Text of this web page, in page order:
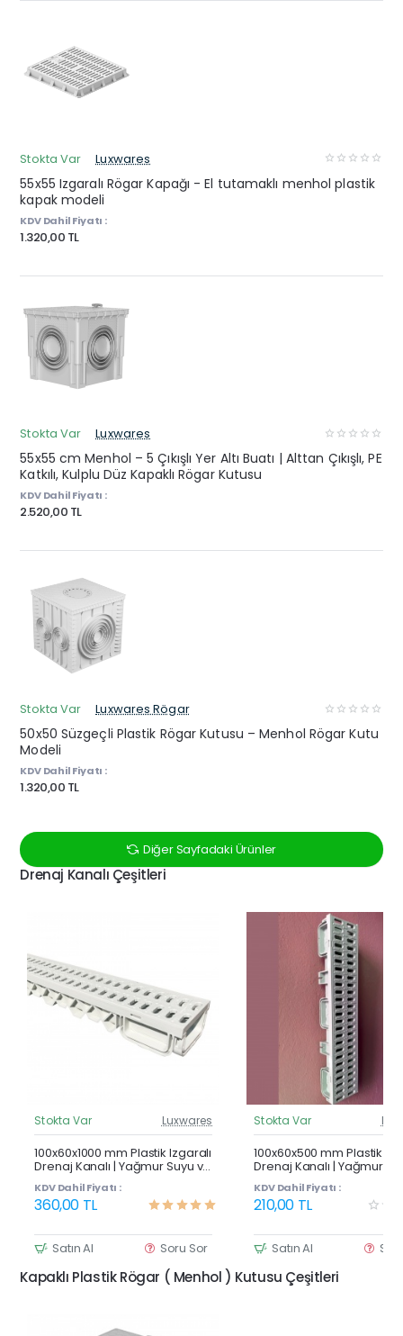
Stokta Var Luxwares
55x55 Izgaralı Rögar Kapağı - El tutamaklı menhol plastik
kapak modeli
KDV Dahil Fiyatı :
1.320,00 TL
Stokta Var Luxwares
55x55 cm Menhol – 5 Çıkışlı Yer Altı Buatı | Alttan Çıkışlı, PE
Katkılı, Kulplu Düz Kapaklı Rögar Kutusu
KDV Dahil Fiyatı :
2.520,00 TL
Stokta Var Luxwares Rögar
50x50 Süzgeçli Plastik Rögar Kutusu – Menhol Rögar Kutu
Modeli
KDV Dahil Fiyatı :
1.320,00 TL
Diğer Sayfadaki Ürünler
Drenaj Kanalı Çeşitleri
Güncel Fiyat
Çok Satan
Stokta Var Luxwares
100x60x1000 mm Plastik Izgaralı
Drenaj Kanalı | Yağmur Suyu ve
Havuz Kenarı Oluğu
KDV Dahil Fiyatı :
360,00 TL
Satın Al Soru Sor
Stokta Var
100x60x500 mm Plastik
Drenaj Kanalı | Yağmur
Havuz Kenarı Oluğu
KDV Dahil Fiyatı :
210,00 TL
Satın Al
Kapaklı Plastik Rögar ( Menhol ) Kutusu Çeşitleri